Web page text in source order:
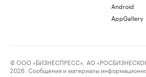
Android
AppGallery
© ООО «БИЗНЕСПРЕСС», АО
2026. Сообщения и материалы